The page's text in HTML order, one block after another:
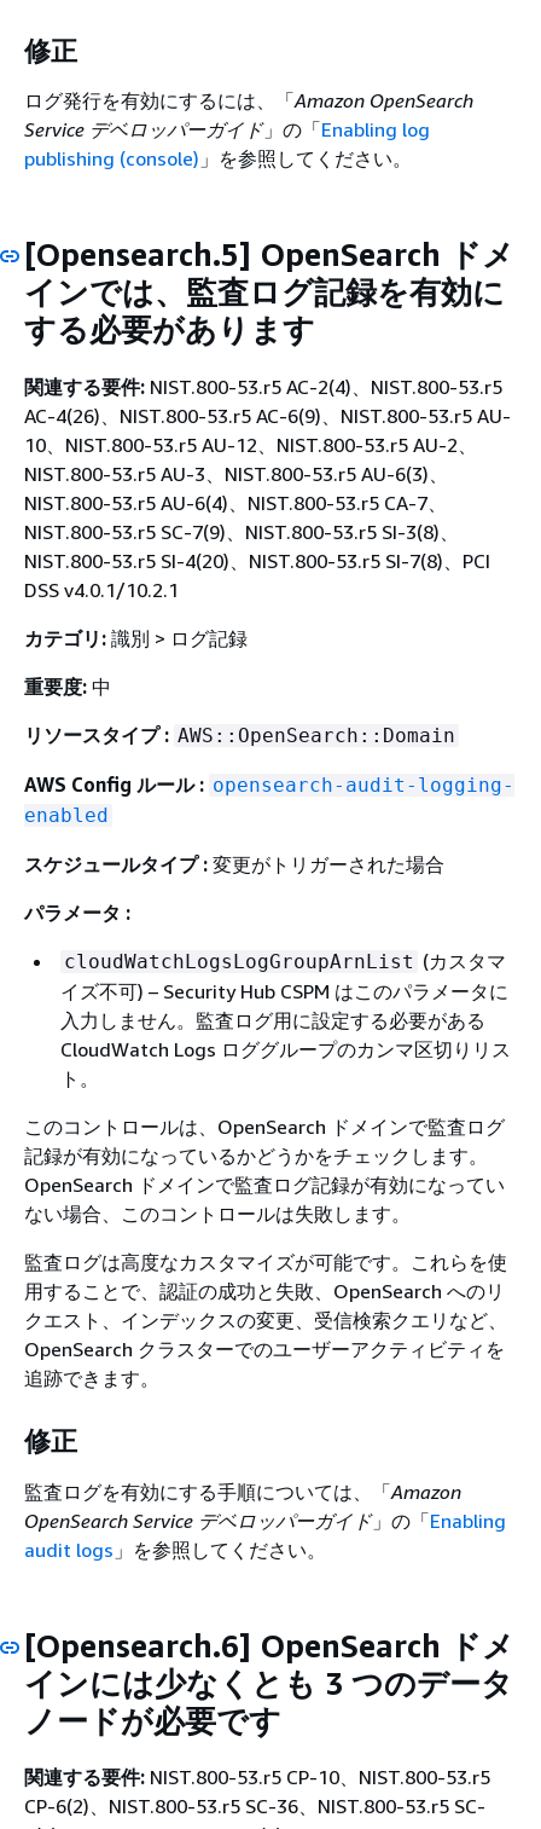
修正
ログ発行を有効にするには、「Amazon OpenSearch
Service デベロッパーガイド」の「Enabling log
publishing (console) 」を参照してください。
[Opensearch.5] OpenSearch ドメ
インでは、監査ログ記録を有効に
する必要があります
関連する要件: NIST.800-53.r5 AC-2(4)、NIST.800-53.r5
AC-4(26)、NIST.800-53.r5 AC-6(9)、NIST.800-53.r5 AU-
10、NIST.800-53.r5 AU-12、NIST.800-53.r5 AU-2、
NIST.800-53.r5 AU-3、NIST.800-53.r5 AU-6(3)、
NIST.800-53.r5 AU-6(4)、NIST.800-53.r5 CA-7、
NIST.800-53.r5 SC-7(9)、NIST.800-53.r5 SI-3(8)、
NIST.800-53.r5 SI-4(20)、NIST.800-53.r5 SI-7(8)、PCI
DSS v4.0.1/10.2.1
カテゴリ: 識別 > ログ記録
重要度: 中
リソースタイプ : AWS::OpenSearch::Domain
AWS Config ルール : opensearch-audit-logging-
enabled
スケジュールタイプ : 変更がトリガーされた場合
パラメータ :
cloudWatchLogsLogGroupArnList (カスタマ
イズ不可) – Security Hub CSPM はこのパラメータに
入力しません。監査ログ用に設定する必要がある
CloudWatch Logs ロググループのカンマ区切りリス
ト。
このコントロールは、OpenSearch ドメインで監査ログ
記録が有効になっているかどうかをチェックします。
OpenSearch ドメインで監査ログ記録が有効になってい
ない場合、このコントロールは失敗します。
監査ログは高度なカスタマイズが可能です。これらを使
用することで、認証の成功と失敗、OpenSearch へのリ
クエスト、インデックスの変更、受信検索クエリなど、
OpenSearch クラスターでのユーザーアクティビティを
追跡できます。
修正
監査ログを有効にする手順については、「Amazon
OpenSearch Service デベロッパーガイド」の「Enabling
audit logs 」を参照してください。
[Opensearch.6] OpenSearch ドメ
インには少なくとも 3 つのデータ
ノードが必要です
関連する要件: NIST.800-53.r5 CP-10、NIST.800-53.r5
CP-6(2)、NIST.800-53.r5 SC-36、NIST.800-53.r5 SC-